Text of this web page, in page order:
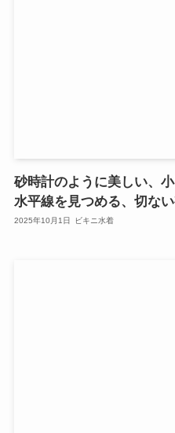
砂時計のように美しい、
水平線を見つめる、切な
2025年10月1日 ビキニ水着